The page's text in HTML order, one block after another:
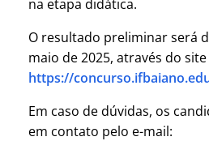
na etapa didática.
O resultado preliminar será
maio de 2025, através do site
https://
Em caso de dúvidas, os
em contato pelo e-mail: